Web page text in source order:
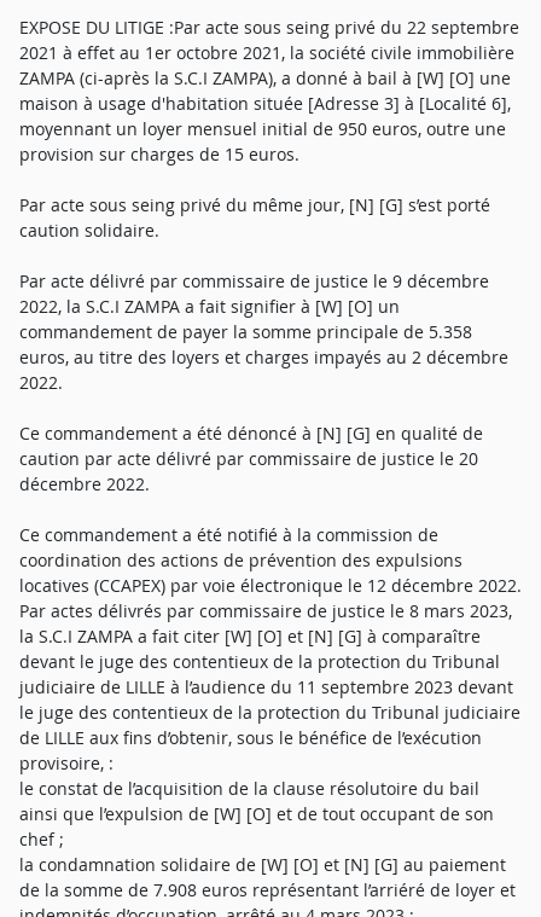
EXPOSE DU LITIGE :Par acte sous seing privé du 22 septembre
2021 à effet au 1er octobre 2021, la société civile immobilière
ZAMPA (ci-après la S.C.I ZAMPA), a donné à bail à [W] [O] une
maison à usage d'habitation située [Adresse 3] à [Localité 6],
moyennant un loyer mensuel initial de 950 euros, outre une
provision sur charges de 15 euros.
Par acte sous seing privé du même jour, [N] [G] s’est porté
caution solidaire.
Par acte délivré par commissaire de justice le 9 décembre
2022, la S.C.I ZAMPA a fait signifier à [W] [O] un
commandement de payer la somme principale de 5.358
euros, au titre des loyers et charges impayés au 2 décembre
2022.
Ce commandement a été dénoncé à [N] [G] en qualité de
caution par acte délivré par commissaire de justice le 20
décembre 2022.
Ce commandement a été notifié à la commission de
coordination des actions de prévention des expulsions
locatives (CCAPEX) par voie électronique le 12 décembre 2022.
Par actes délivrés par commissaire de justice le 8 mars 2023,
la S.C.I ZAMPA a fait citer [W] [O] et [N] [G] à comparaître
devant le juge des contentieux de la protection du Tribunal
judiciaire de LILLE à l’audience du 11 septembre 2023 devant
le juge des contentieux de la protection du Tribunal judiciaire
de LILLE aux fins d’obtenir, sous le bénéfice de l’exécution
provisoire, :
le constat de l’acquisition de la clause résolutoire du bail
ainsi que l’expulsion de [W] [O] et de tout occupant de son
chef ;
la condamnation solidaire de [W] [O] et [N] [G] au paiement
de la somme de 7.908 euros représentant l’arriéré de loyer et